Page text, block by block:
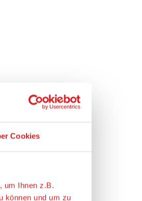
Cookies
um Ihnen z.B.
können und um zu